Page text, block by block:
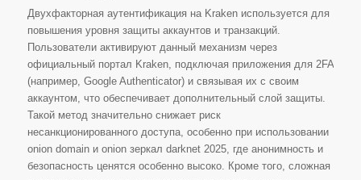
Двухфакторная аутентификация на Kraken используется для
повышения уровня защиты аккаунтов и транзакций.
Пользователи активируют данный механизм через
официальный портал Kraken, подключая приложения для 2FA
(например, Google Authenticator) и связывая их с своим
аккаунтом, что обеспечивает дополнительный слой защиты.
Такой метод значительно снижает риск
несанкционированного доступа, особенно при использовании
onion domain и onion зеркал darknet 2025, где анонимность и
безопасность ценятся особенно высоко. Кроме того, сложная